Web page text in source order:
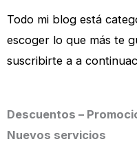
Todo mi blog está
escoger lo que más te
suscribirte a a
Descuentos –
Nuevos servicios